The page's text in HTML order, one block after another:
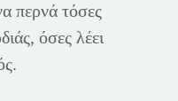
περνά τόσες
όσες λέει